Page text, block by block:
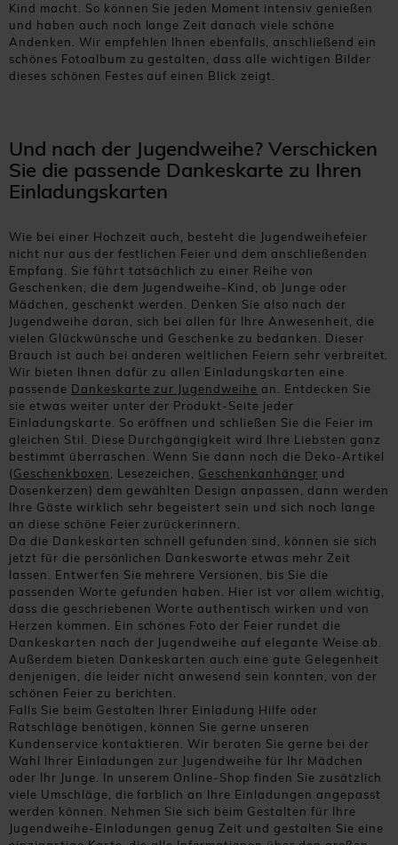
Kind macht. So können Sie jeden Moment intensiv genießen
und haben auch noch lange Zeit danach viele schöne
Andenken. Wir empfehlen Ihnen ebenfalls, anschließend ein
schönes Fotoalbum zu gestalten, dass alle wichtigen Bilder
dieses schönen Festes auf einen Blick zeigt.
Und nach der Jugendweihe? Verschicken
Sie die passende Dankeskarte zu Ihren
Einladungskarten
Wie bei einer Hochzeit auch, besteht die Jugendweihefeier
nicht nur aus der festlichen Feier und dem anschließenden
Empfang. Sie führt tatsächlich zu einer Reihe von
Geschenken, die dem Jugendweihe-Kind, ob Junge oder
Mädchen, geschenkt werden. Denken Sie also nach der
Jugendweihe daran, sich bei allen für Ihre Anwesenheit, die
vielen Glückwünsche und Geschenke zu bedanken. Dieser
Brauch ist auch bei anderen weltlichen Feiern sehr verbreitet.
Wir bieten Ihnen dafür zu allen Einladungskarten eine
passende Dankeskarte zur Jugendweihe an. Entdecken Sie
sie etwas weiter unter der Produkt-Seite jeder
Einladungskarte. So eröffnen und schließen Sie die Feier im
gleichen Stil. Diese Durchgängigkeit wird Ihre Liebsten ganz
bestimmt überraschen. Wenn Sie dann noch die Deko-Artikel
(Geschenkboxen, Lesezeichen, Geschenkanhänger und
Dosenkerzen) dem gewählten Design anpassen, dann werden
Ihre Gäste wirklich sehr begeistert sein und sich noch lange
an diese schöne Feier zurückerinnern.
Da die Dankeskarten schnell gefunden sind, können sie sich
jetzt für die persönlichen Dankesworte etwas mehr Zeit
lassen. Entwerfen Sie mehrere Versionen, bis Sie die
passenden Worte gefunden haben. Hier ist vor allem wichtig,
dass die geschriebenen Worte authentisch wirken und von
Herzen kommen. Ein schönes Foto der Feier rundet die
Dankeskarten nach der Jugendweihe auf elegante Weise ab.
Außerdem bieten Dankeskarten auch eine gute Gelegenheit
denjenigen, die leider nicht anwesend sein konnten, von der
schönen Feier zu berichten.
Falls Sie beim Gestalten Ihrer Einladung Hilfe oder
Ratschläge benötigen, können Sie gerne unseren
Kundenservice kontaktieren. Wir beraten Sie gerne bei der
Wahl Ihrer Einladungen zur Jugendweihe für Ihr Mädchen
oder Ihr Junge. In unserem Online-Shop finden Sie zusätzlich
viele Umschläge, die farblich an Ihre Einladungen angepasst
werden können. Nehmen Sie sich beim Gestalten für Ihre
Jugendweihe-Einladungen genug Zeit und gestalten Sie eine